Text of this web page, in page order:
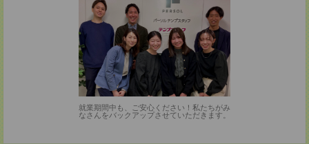
就業期間中も、ご安心ください！私たちがみ
なさんをバックアップさせていただきます。